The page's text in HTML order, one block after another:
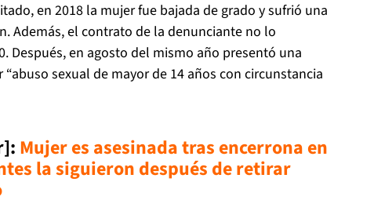
en 2018 la mujer fue bajada de grado y sufrió una
Además, el contrato de la denunciante no lo
Después, en agosto del mismo año presentó una
sexual de mayor de 14 años con circunstancia
Mujer es asesinada tras encerrona en
la siguieron después de retirar